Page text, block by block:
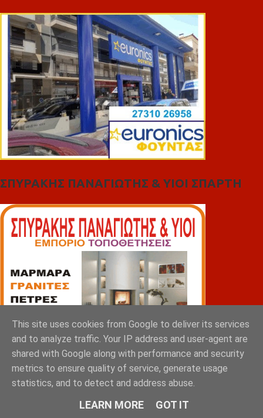
ΣΠΥΡΑΚΗΣ ΠΑΝΑΓΙΩΤΗΣ & YIOI ΣΠΑΡΤΗ
This site uses cookies from Google to deliver its services
and to analyze traffic. Your IP address and user-agent are
shared with Google along with performance and security
metrics to ensure quality of service, generate usage
statistics, and to detect and address abuse.
LEARN MORE GOT IT